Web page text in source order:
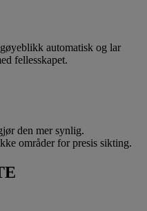
automatisk og lar
fellesskapet.
den mer synlig.
områder for presis sikting.